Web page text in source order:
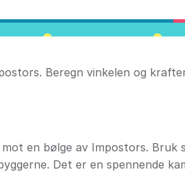
Beregn vinkelen og
en bølge av Impostors. Bruk
Det er en spennende